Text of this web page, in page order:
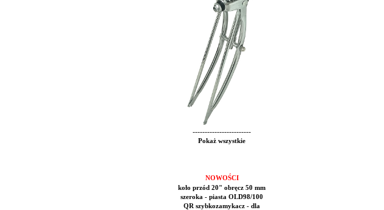
------------------------
Pokaż wszystkie
NOWOŚCI
koło przód 20" obręcz 50 mm
szeroka - piasta OLD98/100
QR szybkozamykacz - dla